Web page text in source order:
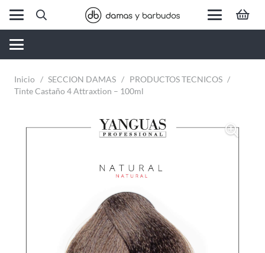
Inicio / SECCION DAMAS / PRODUCTOS TECNICOS /
Tinte Castaño 4 Attraxtion – 100ml